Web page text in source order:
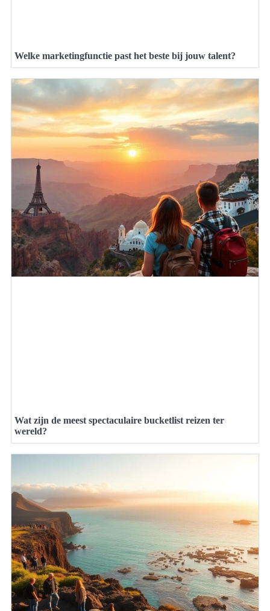
Welke marketingfunctie past het beste bij jouw talent?
Wat zijn de meest spectaculaire bucketlist reizen ter
wereld?